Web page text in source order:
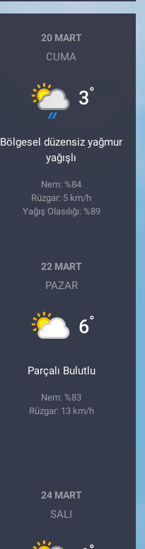
20 MART
CUMA
3°
Bölgesel düzensiz yağmur
yağışlı
Nem: %84
Rüzgar: 5 km/h
Yağış Olasılığı: %89
22 MART
PAZAR
6°
Parçalı Bulutlu
Nem: %83
Rüzgar: 13 km/h
24 MART
SALI